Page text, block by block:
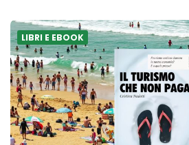
LIBRI E EBOOK